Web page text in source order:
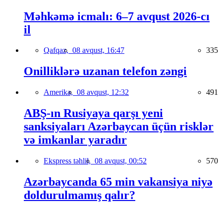
Məhkəmə icmalı: 6–7 avqust 2026-cı
il
Qafqaz, 08 avqust, 16:47 335
Onilliklərə uzanan telefon zəngi
Amerika, 08 avqust, 12:32 491
ABŞ-ın Rusiyaya qarşı yeni
sanksiyaları Azərbaycan üçün risklər
və imkanlar yaradır
Ekspress təhlil, 08 avqust, 00:52 570
Azərbaycanda 65 min vakansiya niyə
doldurulmamış qalır?